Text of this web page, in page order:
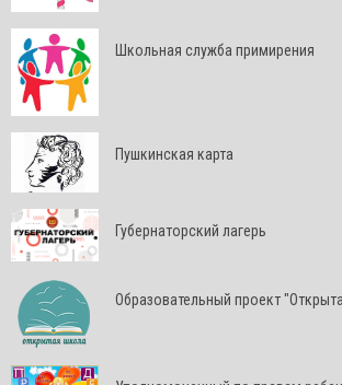
Школьная служба примирения
Пушкинская карта
Губернаторский лагерь
Образовательный проект